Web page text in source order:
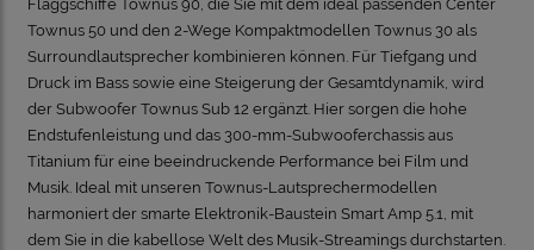
Flaggschiffe Townus 90, die Sie mit dem ideal passenden Center
Townus 50 und den 2-Wege Kompaktmodellen Townus 30 als
Surroundlautsprecher kombinieren können. Für Tiefgang und
Druck im Bass sowie eine Steigerung der Gesamtdynamik, wird
der Subwoofer Townus Sub 12 ergänzt. Hier sorgen die hohe
Endstufenleistung und das 300-mm-Subwooferchassis aus
Titanium für eine beeindruckende Performance bei Film und
Musik. Ideal mit unseren Townus-Lautsprechermodellen
harmoniert der smarte Elektronik-Baustein Smart Amp 5.1, mit
dem Sie in die kabellose Welt des Musik-Streamings durchstarten.